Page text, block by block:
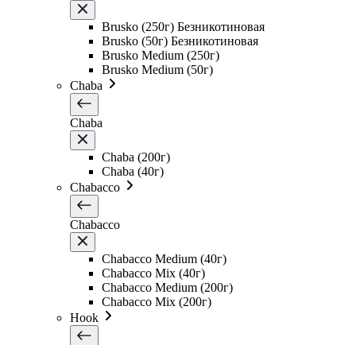
Brusko (250г) Безникотиновая
Brusko (50г) Безникотиновая
Brusko Medium (250г)
Brusko Medium (50г)
Chaba
Chaba
Chaba (200г)
Chaba (40г)
Chabacco
Chabacco
Chabacco Medium (40г)
Chabacco Mix (40г)
Chabacco Medium (200г)
Chabacco Mix (200г)
Hook